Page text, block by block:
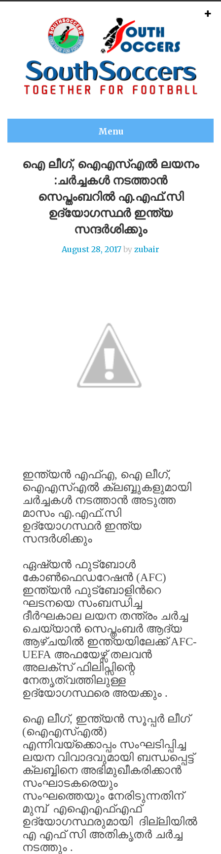
Menu
ഐ ലീഗ്, ഐഎസ്എൽ ലയനം
:ചർച്ചകൾ നടത്താൻ
സെപ്തംബറിൽ എ.എഫ്.സി
ഉദ്യോഗസ്ഥർ ഇന്ത്യ
സന്ദർശിക്കും
August 28, 2017 by zubair
ഇന്ത്യൻ എഫ്എ, ഐ ലീഗ്,
ഐഎസ്എൽ ക്ലബ്ബുകളുമായി
ചർച്ചകൾ നടത്താൻ അടുത്ത
മാസം എ.എഫ്.സി
ഉദ്യോഗസ്ഥർ ഇന്ത്യ
സന്ദർശിക്കും
ഏഷ്യൻ ഫുട്ബോൾ
കോൺഫെഡറേഷൻ (AFC)
ഇന്ത്യൻ ഫുട്ബോളിൻറെ
ഘടനയെ സംബന്ധിച്ച
ദീർഘകാല ലയന തന്ത്രം ചർച്ച
ചെയ്യാൻ സെപ്തംബർ ആദ്യ
ആഴ്ചയിൽ ഇന്ത്യയിലേക്ക്AFC-
UEFA അഫയേഴ്സ് തലവൻ
അലക്സ് ഫിലിപ്സിന്റെ
നേതൃത്വത്തിലുള്ള
ഉദ്യോഗസ്ഥരെ അയക്കും .
ഐ ലീഗ്, ഇന്ത്യൻ സൂപ്പർ ലീഗ്
(ഐഎസ്എൽ)
എന്നിവയ്ക്കൊപ്പം സംഘടിപ്പിച്ച
ലയന വിവാദവുമായി ബന്ധപ്പെട്ട്
ക്ലബ്ബിനെ അഭിമുഖീകരിക്കാൻ
സംഘാടകരെയും
സംഘത്തെയും നേരിടുന്നതിന്
മുമ്പ് എഐഎഫ്എഫ്
ഉദ്യോഗസ്ഥരുമായി ദില്ലിയിൽ
എ എഫ് സി അതികൃതർ ചർച്ച
നടത്തും .